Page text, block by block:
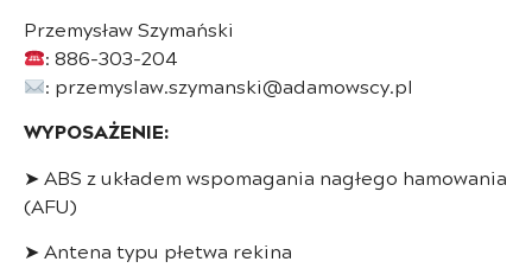
Przemysław Szymański
: 886-303-204
: przemyslaw.szymanski@adamowscy.pl
WYPOSAŻENIE:
➤ ABS z układem wspomagania nagłego hamowania
(AFU)
➤ Antena typu płetwa rekina